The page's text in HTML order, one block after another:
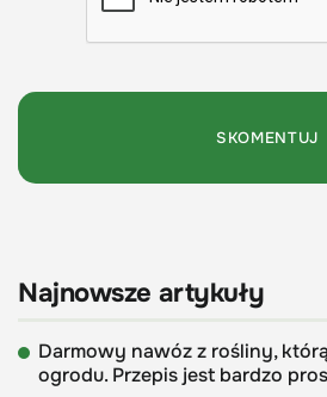
Najnowsze artykuły
Darmowy nawóz z rośliny,
ogrodu. Przepis jest bardzo